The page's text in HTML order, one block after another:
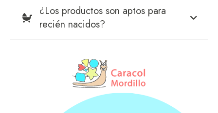
¿Los productos son aptos para
recién nacidos?